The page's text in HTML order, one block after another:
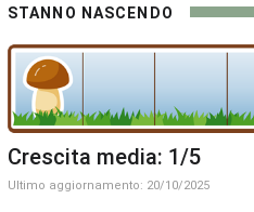
STANNO NASCENDO
Crescita media: 1/5
Ultimo aggiornamento: 20/10/2025